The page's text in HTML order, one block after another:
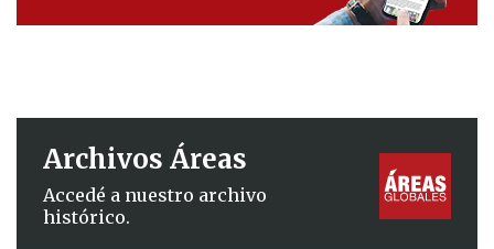
Archivos Áreas
Accedé a nuestro archivo
histórico.